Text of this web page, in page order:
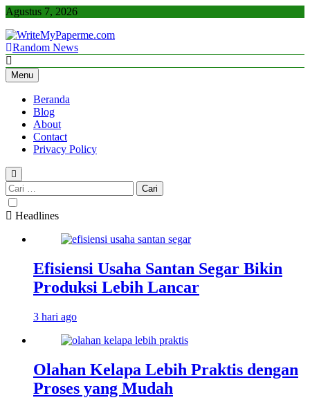
Skip
content
Agustus 7, 2026
WriteMyPaperme.com
Bisnis, Kuliner, Teknologi
Random News
Menu
Beranda
Blog
About
Contact
Privacy Policy
Cari
untuk:
Headlines
Efisiensi Usaha Santan Segar Bikin
Produksi Lebih Lancar
3 hari ago
Olahan Kelapa Lebih Praktis dengan
Proses yang Mudah